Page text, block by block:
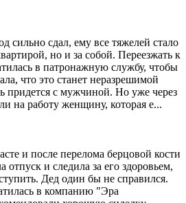
сильно сдал, ему все тяжелей стало
но и за собой. Переезжать к
в патронажную службу, чтобы
что это станет неразрешимой
придется с мужчиной. Но уже через
на работу женщину, которая е...
и после перелома берцовой кости
отпуск и следила за его здоровьем,
Дед один бы не справился.
в компанию "Эра